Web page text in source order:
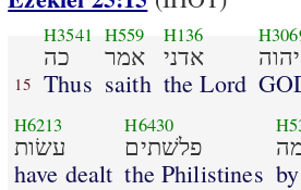
15
H3541
כה
Thus
H559
אמר
saith
H136
אדני
the Lord
יהוה
H6213
עשׂות
have dealt
H6430
פלשׁתים
the Philistines